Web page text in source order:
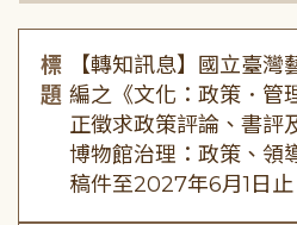
標
題
【轉知訊息】國立臺
編之《文化：政策．管
正徵求政策評論、書評
博物館治理：政策、領
稿件至2027年6月1日